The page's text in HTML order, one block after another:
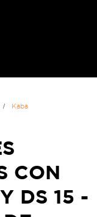
Kaba
CON
DS 15 -